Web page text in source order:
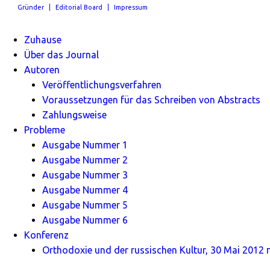
Gründer Editorial Board Impressum
Zuhause
Über das Journal
Autoren
Veröffentlichungsverfahren
Voraussetzungen für das Schreiben von Abstracts
Zahlungsweise
Probleme
Ausgabe Nummer 1
Ausgabe Nummer 2
Ausgabe Nummer 3
Ausgabe Nummer 4
Ausgabe Nummer 5
Ausgabe Nummer 6
Konferenz
Orthodoxie und der russischen Kultur, 30 Mai 2012